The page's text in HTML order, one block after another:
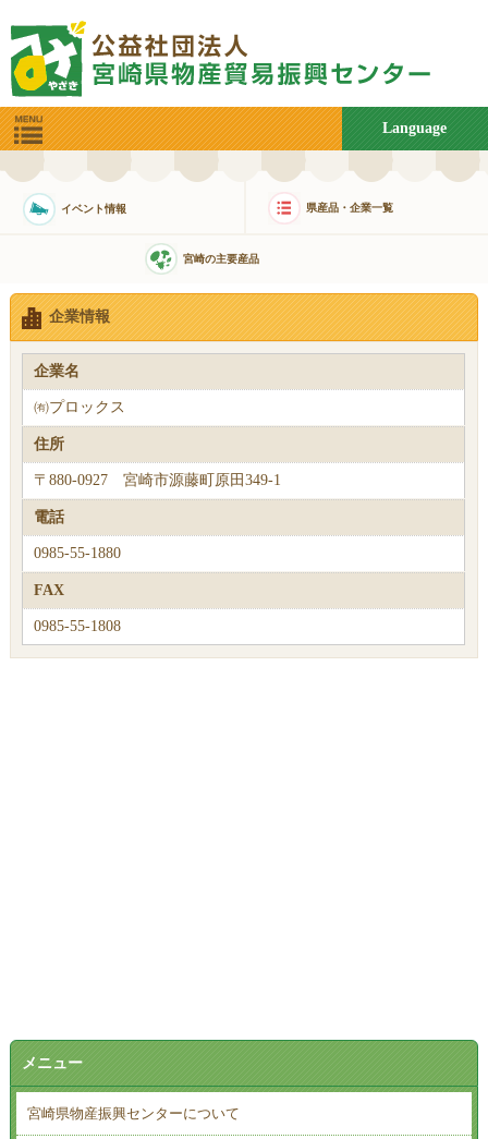
Language
イベント情報 県産品・企業一覧
宮崎の主要産品
企業情報
企業名
㈲プロックス
住所
〒880-0927 宮崎市源藤町原田349-1
電話
0985-55-1880
FAX
0985-55-1808
メニュー
宮崎県物産振興センターについて